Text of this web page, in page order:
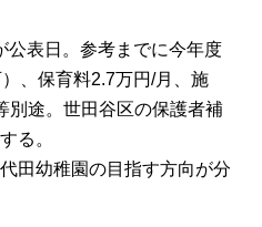
表日。参考までに今年度
、保育料2.7万円/月、施
別途。世田谷区の保護者補
る。
田幼稚園の目指す方向が分